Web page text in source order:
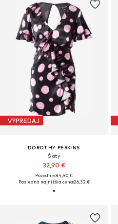
VÝPREDAJ
DOROTHY PERKINS
Šaty
32,90 €
Pôvodne: 84,90 €
Posledná najnižšia cena:26,32 €